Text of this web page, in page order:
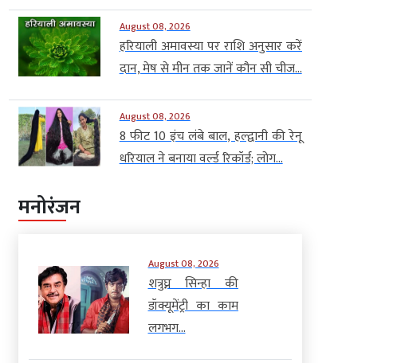
August 08, 2026
हरियाली अमावस्या पर राशि अनुसार करें
दान, मेष से मीन तक जानें कौन सी चीज...
August 08, 2026
8 फीट 10 इंच लंबे बाल, हल्द्वानी की रेनू
धरियाल ने बनाया वर्ल्ड रिकॉर्ड; लोग...
मनोरंजन
August 08, 2026
शत्रुघ्न सिन्हा की
डॉक्यूमेंट्री का काम
लगभग...